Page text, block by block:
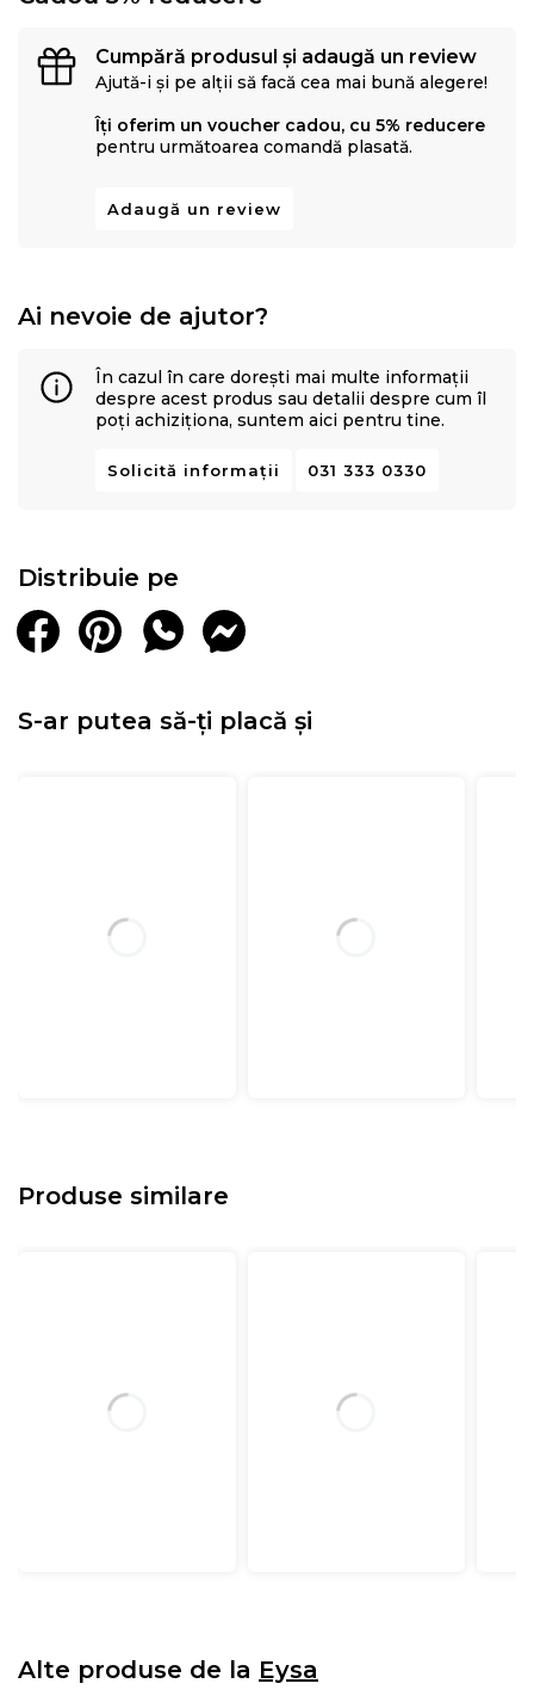
Cumpără produsul și adaugă un review
Ajută-i și pe alții să facă cea mai bună alegere!
Îți oferim un voucher cadou, cu 5% reducere
pentru următoarea comandă plasată.
Adaugă un review
Ai nevoie de ajutor?
În cazul în care dorești mai multe informații
despre acest produs sau detalii despre cum îl
poți achiziționa, suntem aici pentru tine.
Solicită informații 031 333 0330
Distribuie pe
S-ar putea să-ți placă și
Produse similare
Alte produse de la Eysa